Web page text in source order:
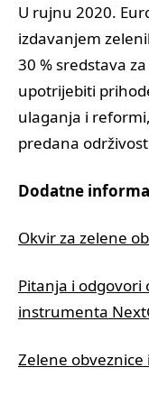
U rujnu 2020.
izdavanjem
30 % sredstava
upotrijebiti
ulaganja i
predana
Dodatne
Okvir za zelene
Pitanja i odgovori
instrumenta
Zelene